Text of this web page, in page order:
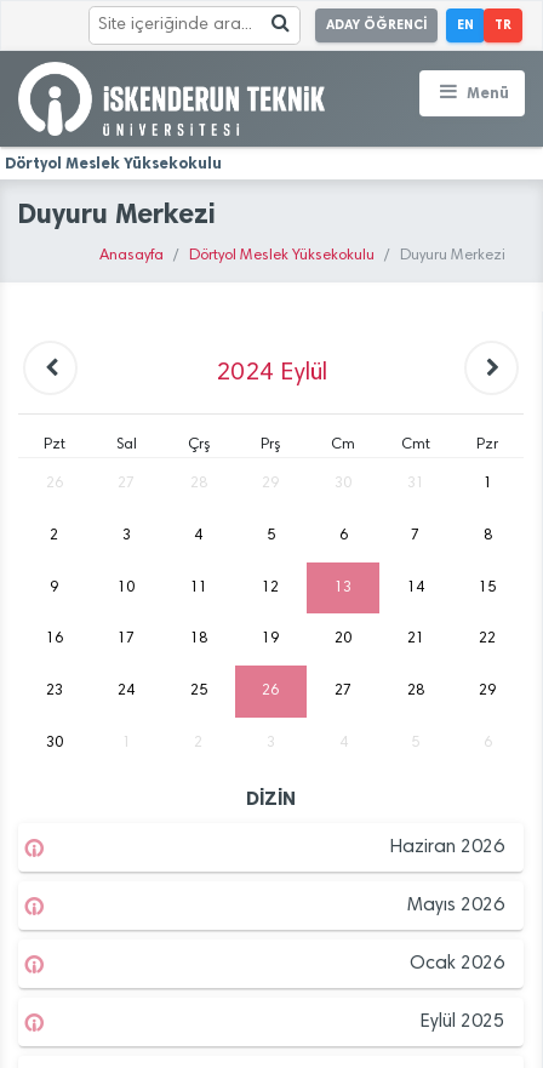
ADAY ÖĞRENCİ EN TR
Menü
Dörtyol Meslek Yüksekokulu
Duyuru Merkezi
Anasayfa Dörtyol Meslek Yüksekokulu Duyuru Merkezi
2024 Eylül
Pzt Sal Çrş Prş Cm Cmt Pzr
26 27 28 29 30 31
2 3 4 5 6 7 8
9 10 12 13 14 15
16 17 18 19 20 21 22
23 24 25 26 27 28 29
30 2 3 4 5 6
DİZİN
Haziran 2026
Mayıs 2026
Ocak 2026
Eylül 2025